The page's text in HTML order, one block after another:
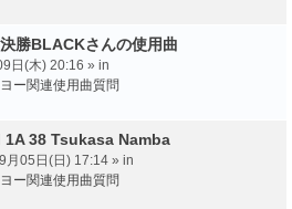
勝BLACKさんの使用曲
日(木) 20:16 » in
ー関連使用曲質問
38 Tsukasa Namba
月05日(日) 17:14 » in
ー関連使用曲質問